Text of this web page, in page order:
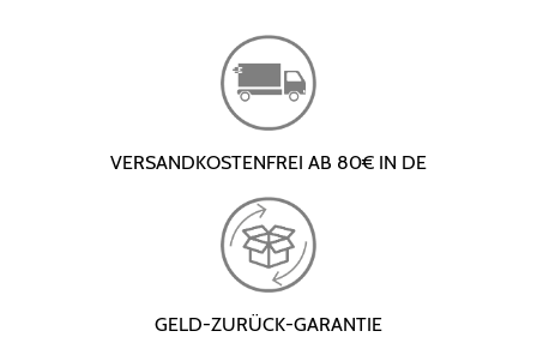
VERSANDKOSTENFREI AB 80€ IN DE
GELD-ZURÜCK-GARANTIE